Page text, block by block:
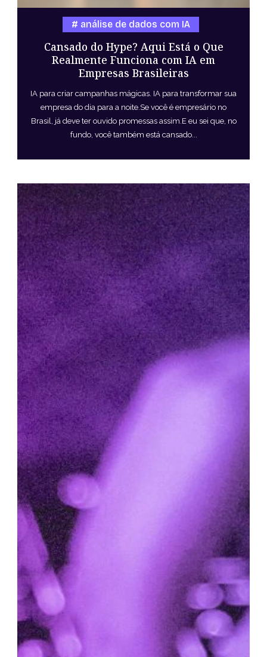
Cansado do Hype? Aqui Está o Que
Realmente Funciona com IA em
Empresas Brasileiras
análise de dados com IA
IA para criar campanhas mágicas. IA para transformar sua
empresa do dia para a noite.Se você é empresário no
Brasil, já deve ter ouvido promessas assim.E eu sei que, no
fundo, você também está cansado...